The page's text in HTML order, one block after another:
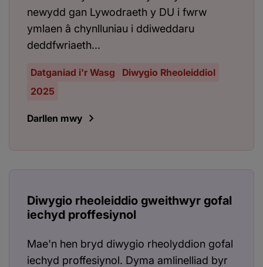
newydd gan Lywodraeth y DU i fwrw
ymlaen â chynlluniau i ddiweddaru
deddfwriaeth...
Datganiad i'r Wasg
Diwygio Rheoleiddiol
2025
Darllen mwy
Diwygio rheoleiddio gweithwyr gofal
iechyd proffesiynol
Mae'n hen bryd diwygio rheolyddion gofal
iechyd proffesiynol. Dyma amlinelliad byr